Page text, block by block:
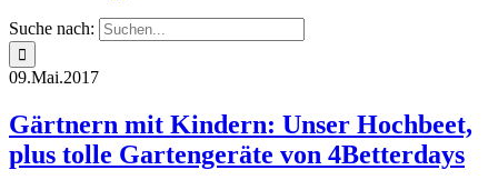
Suche nach:
09.Mai.2017
Gärtnern mit Kindern: Unser Hochbeet,
plus tolle Gartengeräte von 4Betterdays